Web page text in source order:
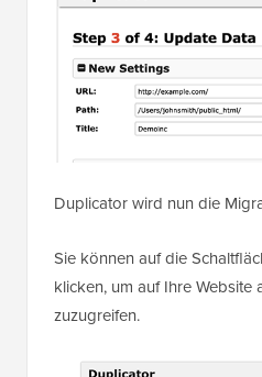
Duplicator wird nun die
Sie können auf die
klicken, um auf Ihre Website
zuzugreifen.